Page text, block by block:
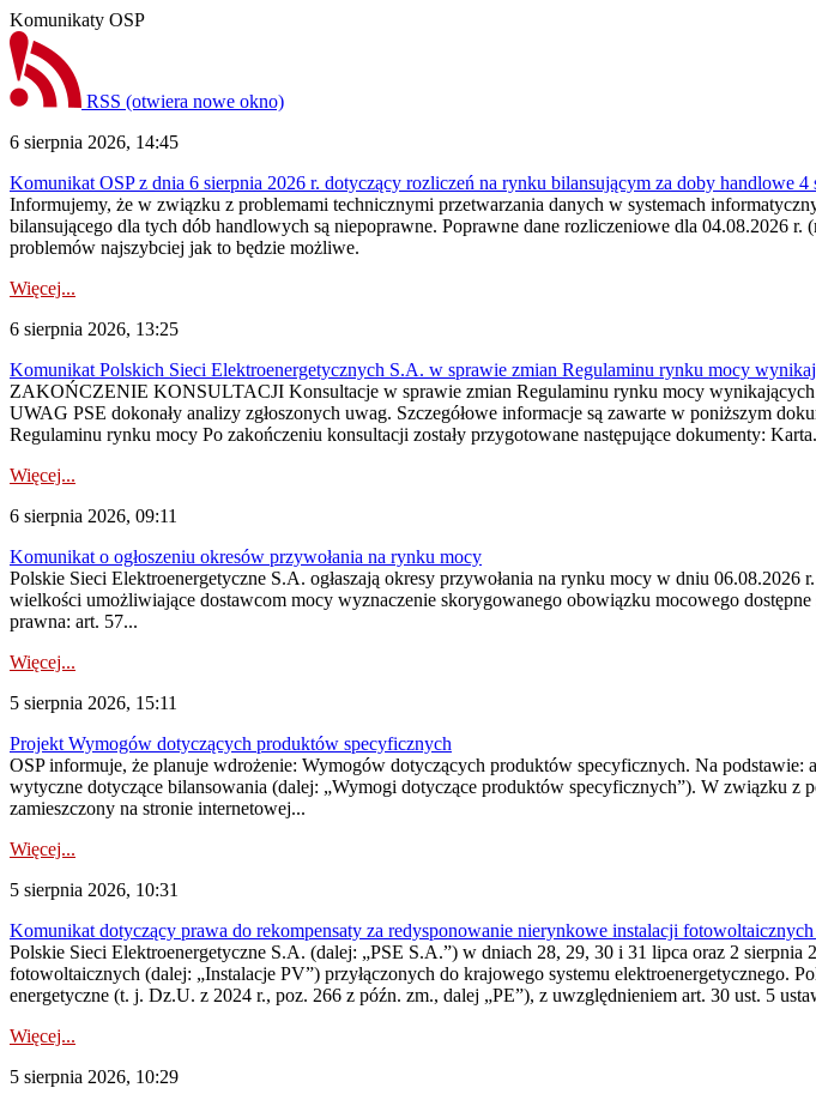
Komunikaty OSP
RSS (otwiera nowe okno)
6 sierpnia 2026, 14:45
Komunikat OSP z dnia 6 sierpnia 2026 r. dotyczący rozliczeń na rynku bilansującym za doby handlowe 4
Informujemy, że w związku z problemami technicznymi przetwarzania danych w systemach
bilansującego dla tych dób handlowych są niepoprawne. Poprawne dane rozliczeniowe dla 04.08.2026
problemów najszybciej jak to będzie możliwe.
Więcej...
6 sierpnia 2026, 13:25
Komunikat Polskich Sieci Elektroenergetycznych S.A. w sprawie zmian Regulaminu rynku mocy
ZAKOŃCZENIE KONSULTACJI Konsultacje w sprawie zmian Regulaminu rynku mocy
UWAG PSE dokonały analizy zgłoszonych uwag. Szczegółowe informacje są zawarte w poniższym
Regulaminu rynku mocy Po zakończeniu konsultacji zostały przygotowane następujące dokumenty:
Więcej...
6 sierpnia 2026, 09:11
Komunikat o ogłoszeniu okresów przywołania na rynku mocy
Polskie Sieci Elektroenergetyczne S.A. ogłaszają okresy przywołania na rynku mocy w dniu
wielkości umożliwiające dostawcom mocy wyznaczenie skorygowanego obowiązku mocowego
prawna: art. 57...
Więcej...
5 sierpnia 2026, 15:11
Projekt Wymogów dotyczących produktów specyficznych
OSP informuje, że planuje wdrożenie: Wymogów dotyczących produktów specyficznych. Na
wytyczne dotyczące bilansowania (dalej: „Wymogi dotyczące produktów specyficznych”). W związku
zamieszczony na stronie internetowej...
Więcej...
5 sierpnia 2026, 10:31
Komunikat dotyczący prawa do rekompensaty za redysponowanie nierynkowe instalacji
Polskie Sieci Elektroenergetyczne S.A. (dalej: „PSE S.A.”) w dniach 28, 29, 30 i 31 lipca oraz 2
fotowoltaicznych (dalej: „Instalacje PV”) przyłączonych do krajowego systemu elektroenergetycznego.
energetyczne (t. j. Dz.U. z 2024 r., poz. 266 z późn. zm., dalej „PE”), z uwzględnieniem art. 30 ust. 5
Więcej...
5 sierpnia 2026, 10:29